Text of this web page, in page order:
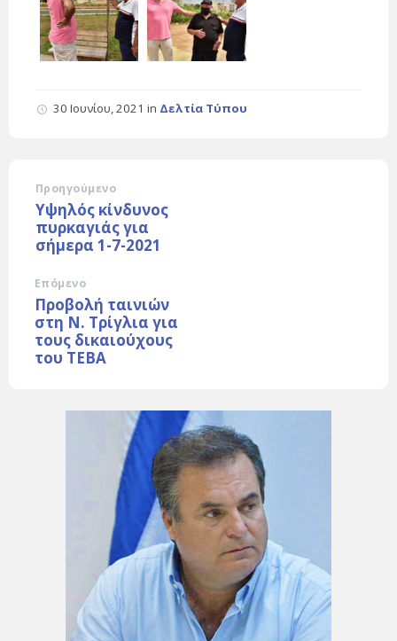
30 Ιουνίου, 2021 in Δελτία Τύπου
Προηγούμενο
Υψηλός κίνδυνος
πυρκαγιάς για
σήμερα 1-7-2021
Επόμενο
Προβολή ταινιών
στη Ν. Τρίγλια για
τους δικαιούχους
του ΤΕΒΑ